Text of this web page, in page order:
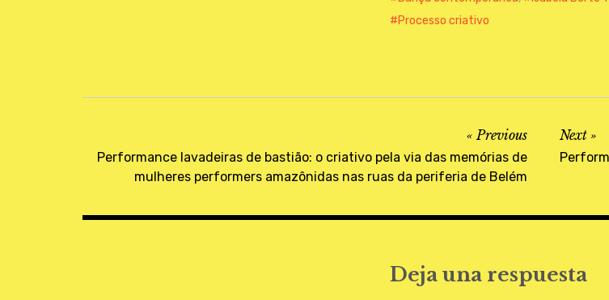
Processo criativo
de
entradas
Previous
Performance lavadeiras de bastião: o criativo pela via das memórias de
mulheres performers amazônidas nas ruas da periferia de Belém
Next
Deja una respuesta